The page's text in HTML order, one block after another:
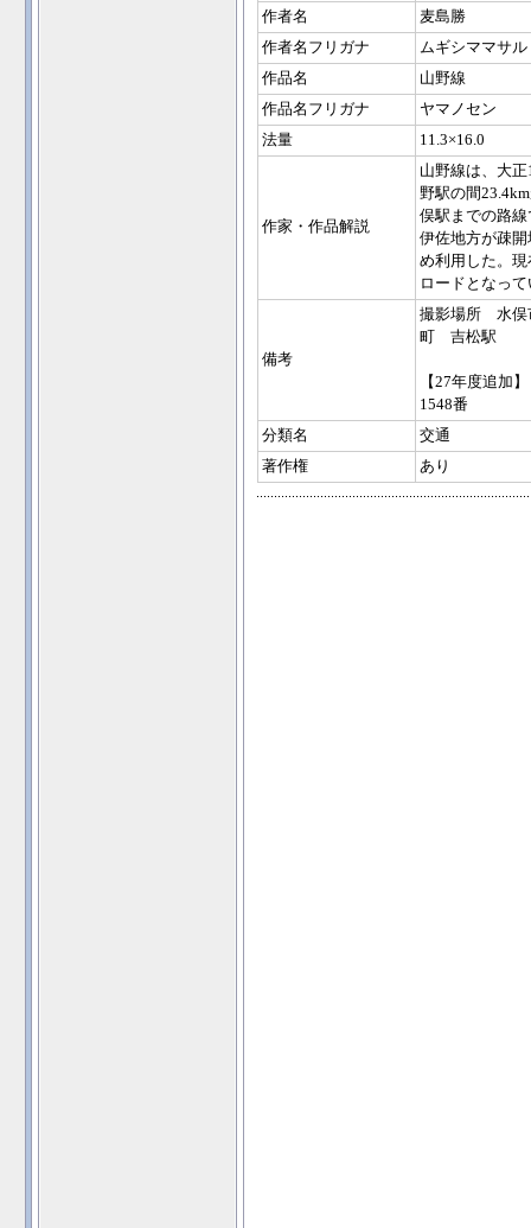
作者名
麦島勝
作者名フリガナ
ムギシママサル
作品名
山野線
作品名フリガナ
ヤマノセン
法量
11.3×16.0
作家・作品解説
山野線は、大
野駅の間
俣駅までの路
伊佐地方が疎
め利用した。
ロードとなっ
備考
撮影場所 水俣
町 吉松駅
【27年度追加】
1548番
分類名
交通
著作権
あり